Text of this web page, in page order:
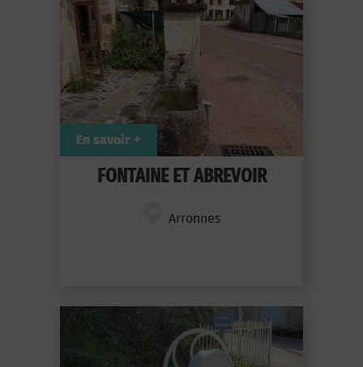
FONTAINE ET ABREVOIR
Arronnes
En savoir +